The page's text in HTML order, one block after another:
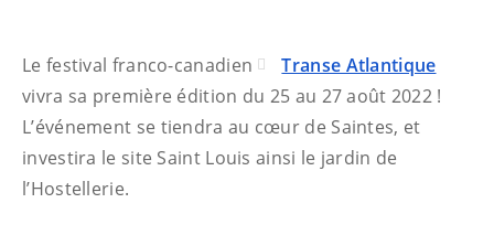
Le festival franco-canadien
Transe Atlantique
vivra sa première édition du 25 au 27 août 2022 !
L’événement se tiendra au cœur de Saintes, et
investira le site Saint Louis ainsi le jardin de
l’Hostellerie.